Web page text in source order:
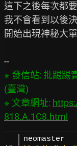
這下之後每次都
我不會看到以後
開始出現神秘大
※ 發信站: 批踢踢
(臺灣)
※ 文章網址:
818.A.1C8.html
neomaster